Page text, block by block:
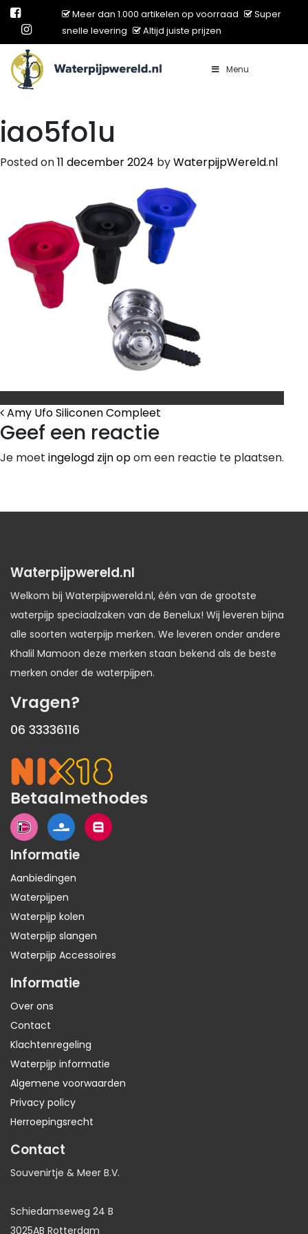
Meer dan 1.000 artikelen op voorraad
Super
snelle levering
Altijd juiste prijzen
Main Navigation Menu
iao5fo1u
Posted on11 december 2024 byWaterpijpWereld.nl
Bericht Navigatie
Amy Ufo Siliconen Compleet
Geef een reactie
Je moet ingelogd zijn opom een reactie te plaatsen.
Waterpijpwereld.nl
Welkom bij Waterpijpwereld.nl, één van de grootste
waterpijp speciaalzaken van de Benelux! Wij leveren bijna
alle soorten waterpijp merken. We leveren onder andere
Khalil Mamoon deze merken staan bekend als de beste
merken onder de waterpijpen.
Vragen?
06 33336116
Betaalmethodes
Informatie
Aanbiedingen
Waterpijpen
Waterpijp kolen
Waterpijp slangen
Waterpijp Accessoires
Informatie
Over ons
Contact
Klachtenregeling
Waterpijp informatie
Algemene voorwaarden
Privacy policy
Herroepingsrecht
Contact
Souvenirtje & Meer B.V.
Schiedamseweg 24 B
3025AB Rotterdam